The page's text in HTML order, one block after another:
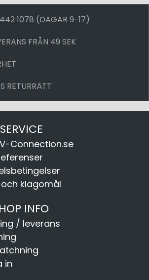
1078 (DAGAR 9-17)
FRÅN 49 SEK
RETURRÄTT
Connection.se
och klagomål
INFO
/ leverans
in